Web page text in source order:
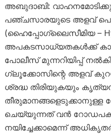
അബുദാബി:
പഞ്ചസാരയുടെ അളവ്
(ഹൈപ്പോഗ്ലൈസീമിയ –
അപകടസാധ്യതകൾക്ക്
പോലീസ് മുന്നറിയിപ്പ്
ഗ്ലൂക്കോസിന്റെ അളവ്
ശ്രദ്ധ തിരിയുകയും
തീരുമാനങ്ങളെടുക്കാനുള്ള
ചെയ്യുന്നത് വൻ
നയിച്ചേക്കാമെന്ന് അധികൃതർ